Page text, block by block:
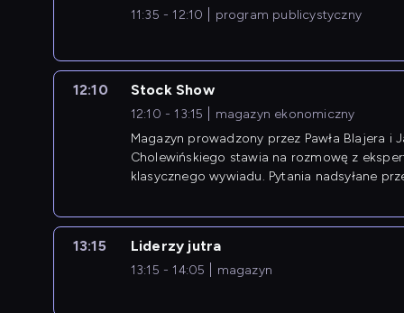
11:35 - 12:10 program publicystyczny
12:10 Stock Show
12:10 - 13:15
magazyn ekonomiczny
Magazyn prowadzony przez Pawła Blajera i
Cholewińskiego stawia na rozmowę z
klasycznego wywiadu. Pytania nadsyłane
13:15 Liderzy jutra
13:15 - 14:05 magazyn